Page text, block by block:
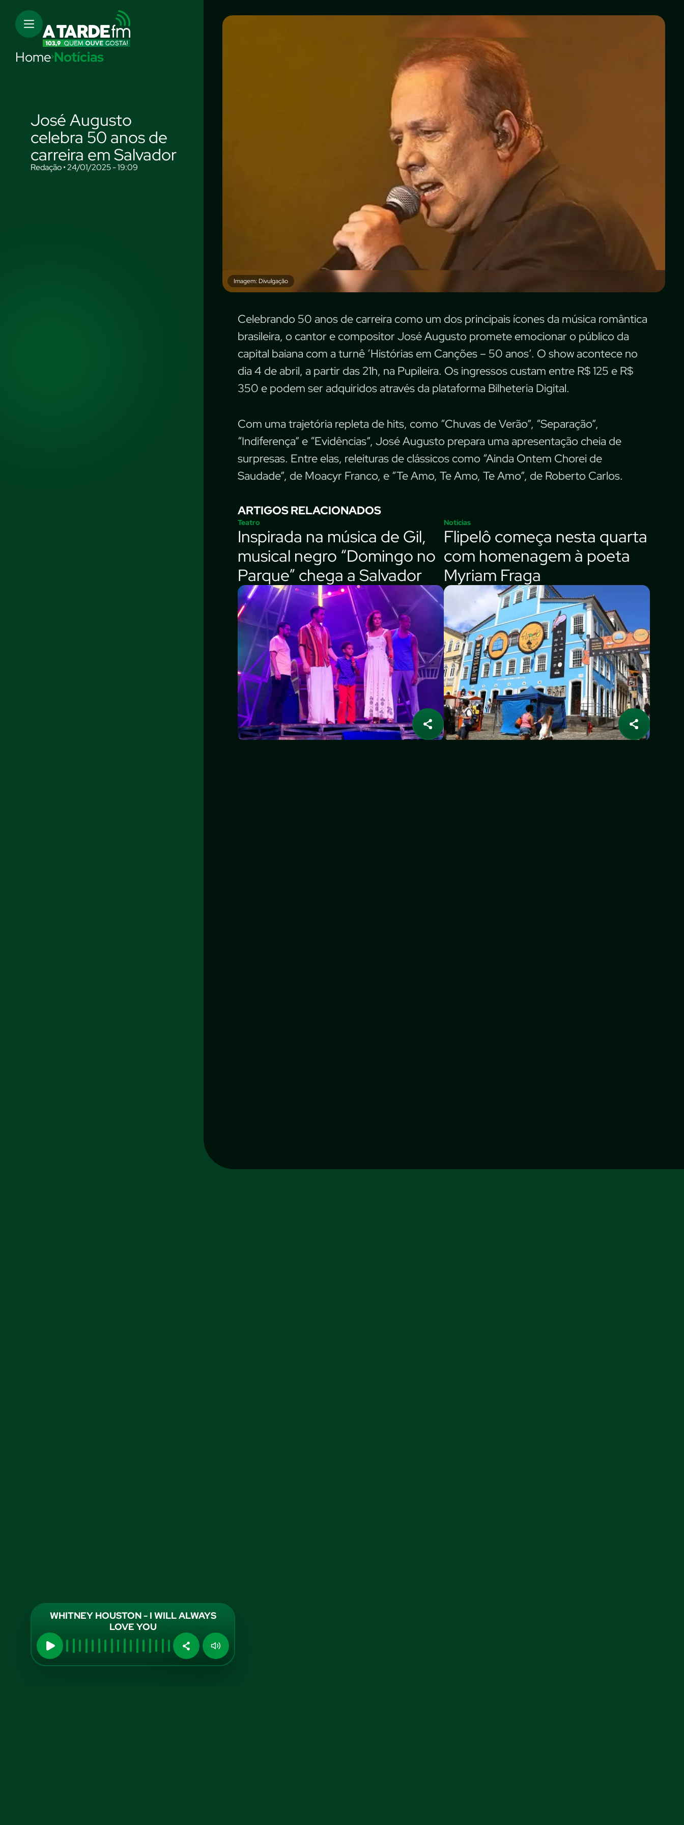
WHITNEY HOUSTON - I WILL ALWAYS
LOVE YOU
Home Notícias
José Augusto
celebra 50 anos de
carreira em Salvador
Redação • 24/01/2025 - 19:09
Imagem: Divulgação
Celebrando 50 anos de carreira como um dos principais ícones da música romântica
brasileira, o cantor e compositor José Augusto promete emocionar o público da
capital baiana com a turnê ‘Histórias em Canções – 50 anos’. O show acontece no
dia 4 de abril, a partir das 21h, na Pupileira. Os ingressos custam entre R$ 125 e R$
350 e podem ser adquiridos através da plataforma Bilheteria Digital.
Com uma trajetória repleta de hits, como “Chuvas de Verão”, “Separação”,
“Indiferença” e “Evidências”, José Augusto prepara uma apresentação cheia de
surpresas. Entre elas, releituras de clássicos como “Ainda Ontem Chorei de
Saudade”, de Moacyr Franco, e “Te Amo, Te Amo, Te Amo”, de Roberto Carlos.
ARTIGOS RELACIONADOS
Teatro
Inspirada na música de Gil,
musical negro “Domingo no
Parque” chega a Salvador
Notícias
Flipelô começa nesta quarta
com homenagem à poeta
Myriam Fraga